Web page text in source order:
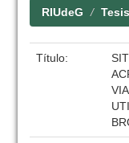
RIUdeG Tesis
Título: